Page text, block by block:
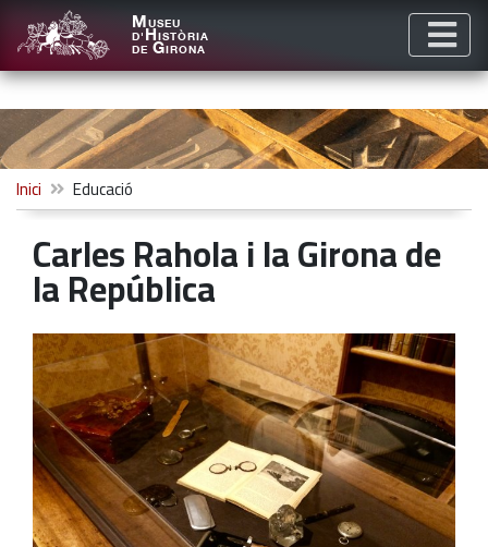
MUSEU
D'HISTÒRIA
DE GIRONA
Inici Educació
Carles Rahola i la Girona de
la República